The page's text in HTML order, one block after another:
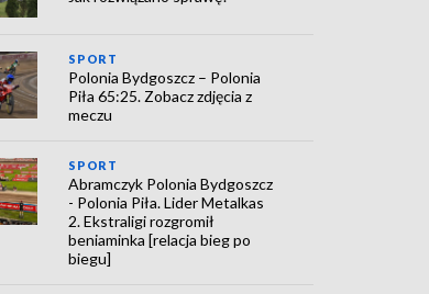
SPORT
Polonia Bydgoszcz – Polonia
Piła 65:25. Zobacz zdjęcia z
meczu
SPORT
Abramczyk Polonia Bydgoszcz
- Polonia Piła. Lider Metalkas
2. Ekstraligi rozgromił
beniaminka [relacja bieg po
biegu]